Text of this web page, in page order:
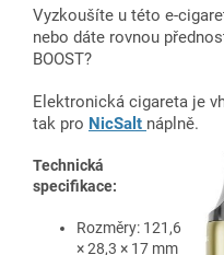
Vyzkoušíte u této e-
nebo dáte rovnou
BOOST?
Elektronická cigareta je
tak pro NicSalt náplně.
Technická
specifikace:
Rozměry: 121,6
× 28,3 × 17 mm